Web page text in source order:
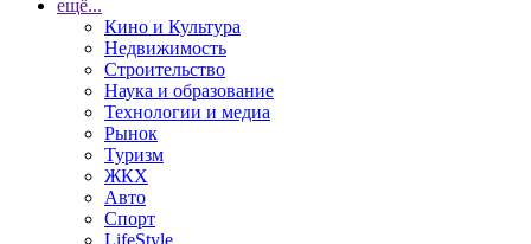
ещё...
Кино и Культура
Недвижимость
Строительство
Наука и образование
Технологии и медиа
Рынок
Туризм
ЖКХ
Авто
Спорт
LifeStyle